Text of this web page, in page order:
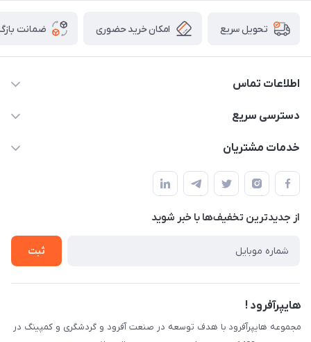
تحویل سریع امکان خرید حضوری ضمانت
اطلاعات تماس
09120582600
دسترسی سریع
حساب کاربری
لیست محصولات
درباره ما
خدمات مشتریان
قوانین و مقررات
حریم خصوصی
راهنما
از جدید‌ترین تخفیف‌ها با‌ خبر شوید
ثبت
هایپرآفرود !
مجموعه هایپرآفرود با هدف توسعه در صنعت آفرود و گردشگری و کمپینگ در